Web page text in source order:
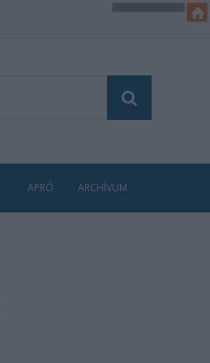
APRÓ ARCHÍVUM